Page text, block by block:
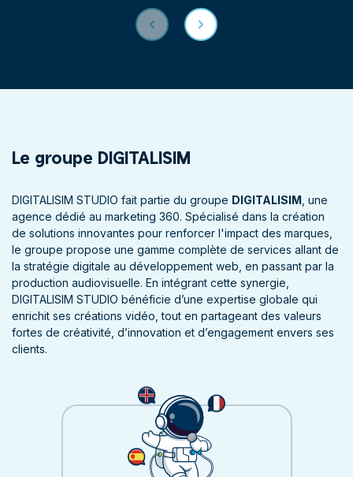
Le groupe DIGITALISIM
DIGITALISIM STUDIO fait partie du groupe DIGITALISIM , une
agence dédié au marketing 360. Spécialisé dans la création
de solutions innovantes pour renforcer l'impact des marques,
le groupe propose une gamme complète de services allant de
la stratégie digitale au développement web, en passant par la
production audiovisuelle. En intégrant cette synergie,
DIGITALISIM STUDIO bénéficie d’une expertise globale qui
enrichit ses créations vidéo, tout en partageant des valeurs
fortes de créativité, d’innovation et d’engagement envers ses
clients.